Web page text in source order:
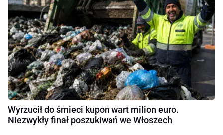
Wyrzucił do śmieci kupon wart milion euro.
Niezwykły finał poszukiwań we Włoszech